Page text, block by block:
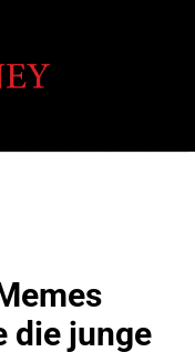
die junge